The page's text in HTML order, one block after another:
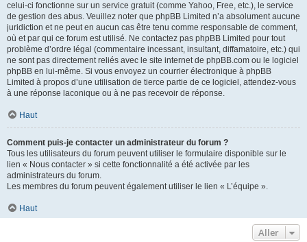
celui-ci fonctionne sur un service gratuit (comme Yahoo, Free, etc.), le service
de gestion des abus. Veuillez noter que phpBB Limited n’a absolument aucune
juridiction et ne peut en aucun cas être tenu comme responsable de comment,
où et par qui ce forum est utilisé. Ne contactez pas phpBB Limited pour tout
problème d’ordre légal (commentaire incessant, insultant, diffamatoire, etc.) qui
ne sont pas directement reliés avec le site internet de phpBB.com ou le logiciel
phpBB en lui-même. Si vous envoyez un courrier électronique à phpBB
Limited à propos d’une utilisation de tierce partie de ce logiciel, attendez-vous
à une réponse laconique ou à ne pas recevoir de réponse.
Haut
Comment puis-je contacter un administrateur du forum ?
Tous les utilisateurs du forum peuvent utiliser le formulaire disponible sur le
lien « Nous contacter » si cette fonctionnalité a été activée par les
administrateurs du forum.
Les membres du forum peuvent également utiliser le lien « L’équipe ».
Haut
Aller